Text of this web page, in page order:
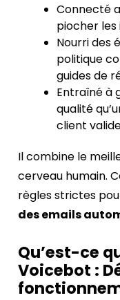
Connecté
piocher
Nourri des
politique
guides de
Entraîné à
qualité
client
Il combine le
cerveau humain.
règles strictes
des emails
Qu’est-ce
Voicebot :